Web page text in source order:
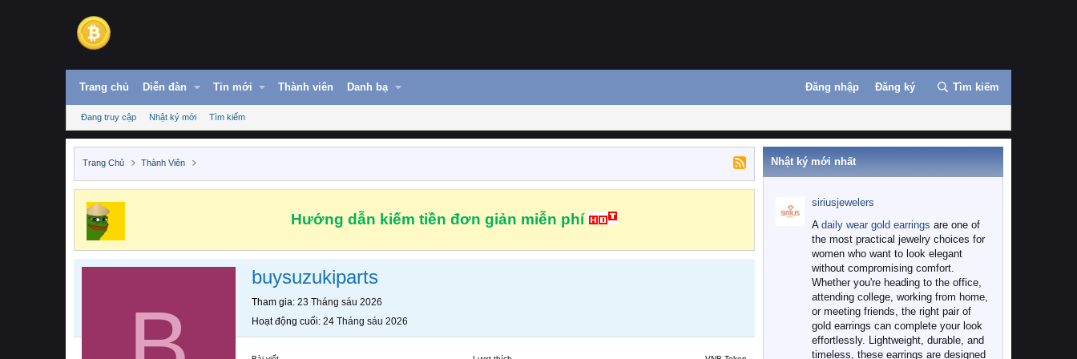
Trang chủ Diễn đàn Tin mới Thành viên Danh bạ Đăng nhập Đăng ký Tìm kiếm
Đang truy cập Nhật ký mới Tìm kiếm
Trang Chủ Thành Viên
Hướng dẫn kiếm tiền đơn giản miễn phí
buysuzukiparts
Tham gia 23 Tháng sáu 2026
Hoạt động cuối 24 Tháng sáu 2026
Nhật ký mới nhất
siriusjewelers
A daily wear gold earrings are one of
the most practical jewelry choices for
women who want to look elegant
without compromising comfort.
Whether you're heading to the office,
attending college, working from home,
or meeting friends, the right pair of
gold earrings can complete your look
effortlessly. Lightweight, durable, and
timeless, these earrings are designed